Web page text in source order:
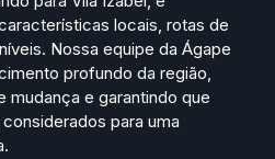
locais, rotas de
Nossa equipe da Ágape
profundo da região,
e garantindo que
para uma